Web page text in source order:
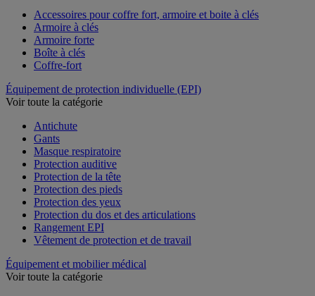
Accessoires pour coffre fort, armoire et boite à clés
Armoire à clés
Armoire forte
Boîte à clés
Coffre-fort
Équipement de protection individuelle (EPI)
Voir toute la catégorie
Antichute
Gants
Masque respiratoire
Protection auditive
Protection de la tête
Protection des pieds
Protection des yeux
Protection du dos et des articulations
Rangement EPI
Vêtement de protection et de travail
Équipement et mobilier médical
Voir toute la catégorie